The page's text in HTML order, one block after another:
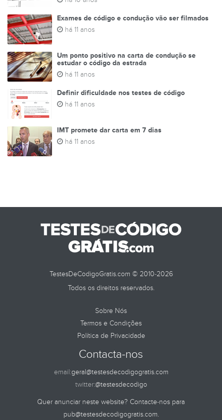
Exames de código e condução vão ser filmados
há 11 anos
Um ponto positivo na carta de condução se
estudar o código da estrada
há 11 anos
Definir dificuldade nos testes de código
há 11 anos
IMT promete dar carta em 7 dias
há 11 anos
TestesDeCodigoGratis.com © 2010-2026
Todos os direitos reservados.
Sobre Nós
Termos e Condições
Política de Privacidade
Contacta-nos
email:geral@testesdecodigogratis.com
twitter:@testesdecodigo
Quer anunciar neste website? Contacte-nos para
pub@testesdecodigogratis.com.